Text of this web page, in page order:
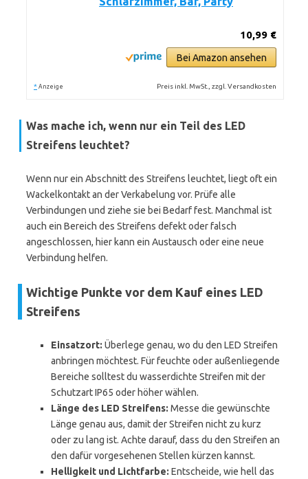
10,99 €
Bei Amazon ansehen
* Anzeige Preis inkl. MwSt., zzgl. Versandkosten
Was mache ich, wenn nur ein Teil des LED
Streifens leuchtet?
Wenn nur ein Abschnitt des Streifens leuchtet, liegt oft ein
Wackelkontakt an der Verkabelung vor. Prüfe alle
Verbindungen und ziehe sie bei Bedarf fest. Manchmal ist
auch ein Bereich des Streifens defekt oder falsch
angeschlossen, hier kann ein Austausch oder eine neue
Verbindung helfen.
Wichtige Punkte vor dem Kauf eines LED
Streifens
Einsatzort: Überlege genau, wo du den LED Streifen
anbringen möchtest. Für feuchte oder außenliegende
Bereiche solltest du wasserdichte Streifen mit der
Schutzart IP65 oder höher wählen.
Länge des LED Streifens: Messe die gewünschte
Länge genau aus, damit der Streifen nicht zu kurz
oder zu lang ist. Achte darauf, dass du den Streifen an
den dafür vorgesehenen Stellen kürzen kannst.
Helligkeit und Lichtfarbe: Entscheide, wie hell das